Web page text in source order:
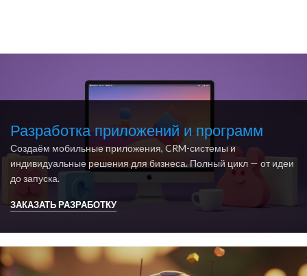
Разработка приложений и программ
Создаём мобильные приложения, CRM-системы и
индивидуальные решения для бизнеса. Полный цикл — от идеи
до запуска.
ЗАКАЗАТЬ РАЗРАБОТКУ